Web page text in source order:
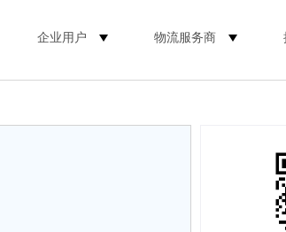
企业用户 物流服务商